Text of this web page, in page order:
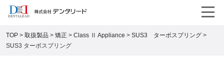
TOP> 取扱製品> 矯正 > Class Ⅱ Appliance > SUS3 ターボスプリング >
SUS3 ターボスプリング